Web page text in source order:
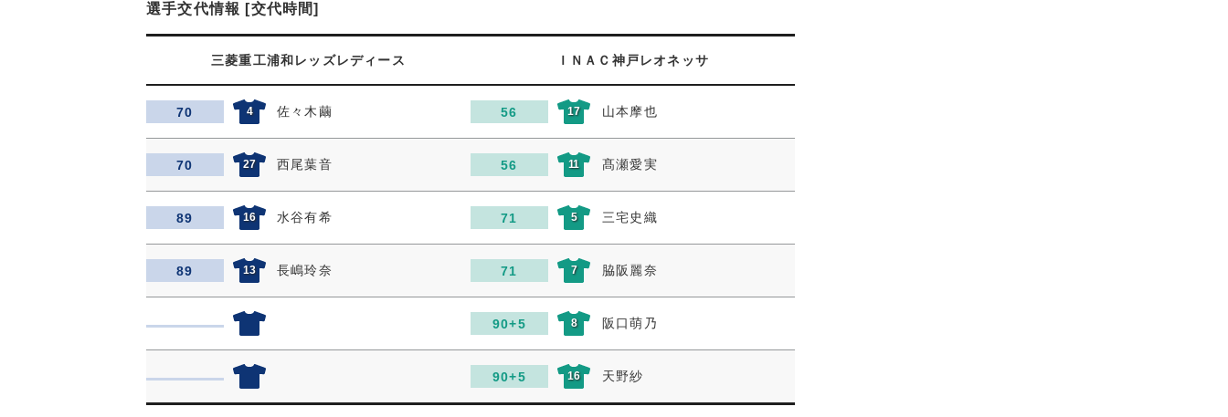
選手交代情報 [交代時間]
三菱重工浦和レッズレディース ＩＮＡＣ神戸レオネッサ
70 4 佐々木繭 56 17 山本摩也
70 27 西尾葉音 56 11 髙瀬愛実
89 16 水谷有希 71 5 三宅史織
89 13 長嶋玲奈 71 7 脇阪麗奈
90+5 8 阪口萌乃
90+5 16 天野紗